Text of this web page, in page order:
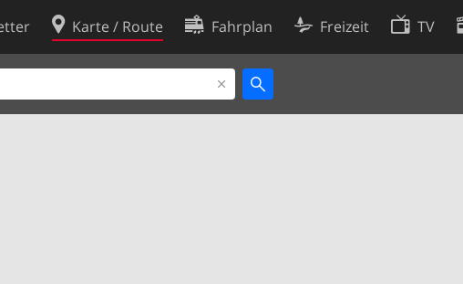
Karte / Route Fahrplan Freizeit TV
Cookie-Richtlinie
Cookie-Einstellungen